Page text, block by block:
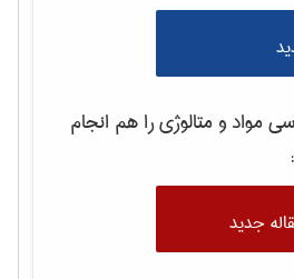
مواد و متالوژیرا هم انجام
جدید